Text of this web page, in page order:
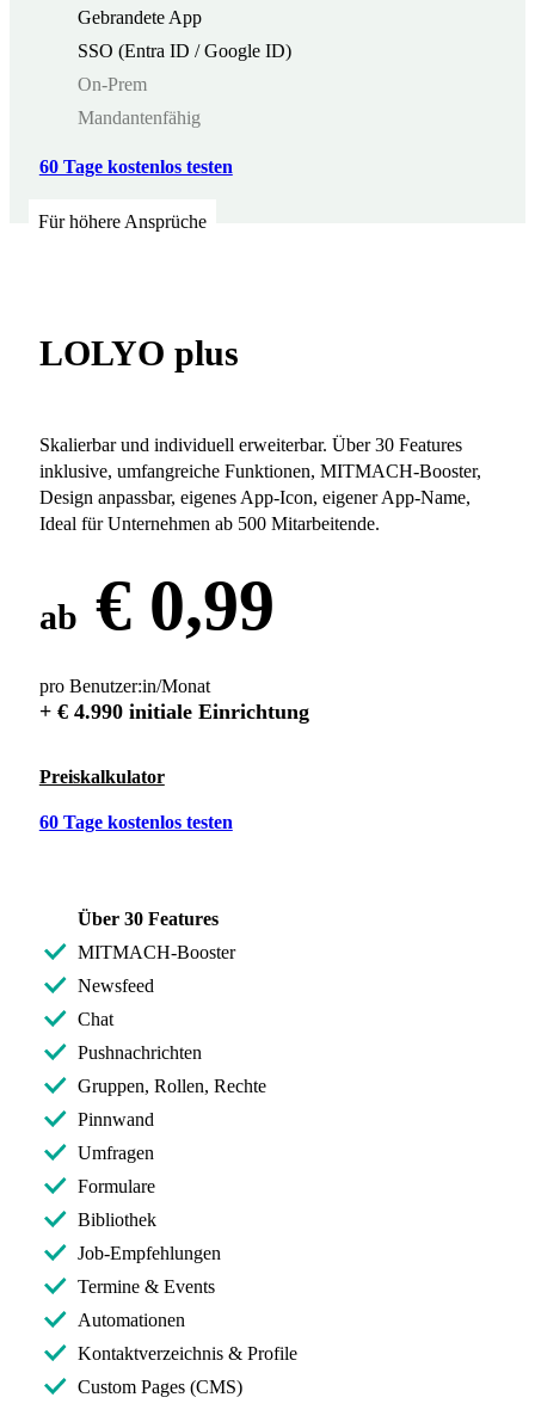
Gebrandete App
SSO (Entra ID / Google ID)
On-Prem
Mandantenfähig
60 Tage kostenlos testen
Für höhere Ansprüche
LOLYO plus
Skalierbar und individuell erweiterbar. Über 30 Features
inklusive, umfangreiche Funktionen, MITMACH-Booster,
Design anpassbar, eigenes App-Icon, eigener App-Name,
Ideal für Unternehmen ab 500 Mitarbeitende.
ab € 0,99
pro Benutzer:in/Monat
+ € 4.990 initiale Einrichtung
Preiskalkulator
60 Tage kostenlos testen
Über 30 Features
MITMACH-Booster
Newsfeed
Chat
Pushnachrichten
Gruppen, Rollen, Rechte
Pinnwand
Umfragen
Formulare
Bibliothek
Job-Empfehlungen
Termine & Events
Automationen
Kontaktverzeichnis & Profile
Custom Pages (CMS)